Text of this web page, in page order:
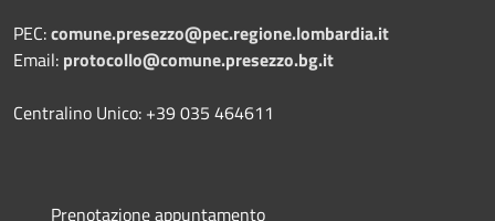
PEC:comune.presezzo@pec.regione.lombardia.it
Email: protocollo@comune.presezzo.bg.it
Centralino Unico: +39 035 464611
Prenotazione appuntamento